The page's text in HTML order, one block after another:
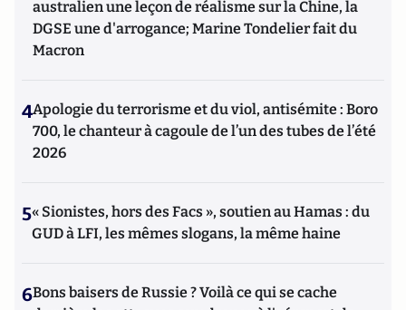
australien une leçon de réalisme sur la Chine, la
DGSE une d'arrogance; Marine Tondelier fait du
Macron
4Apologie du terrorisme et du viol, antisémite : Boro
700, le chanteur à cagoule de l’un des tubes de l’été
2026
5« Sionistes, hors des Facs », soutien au Hamas : du
GUD à LFI, les mêmes slogans, la même haine
6Bons baisers de Russie ? Voilà ce qui se cache